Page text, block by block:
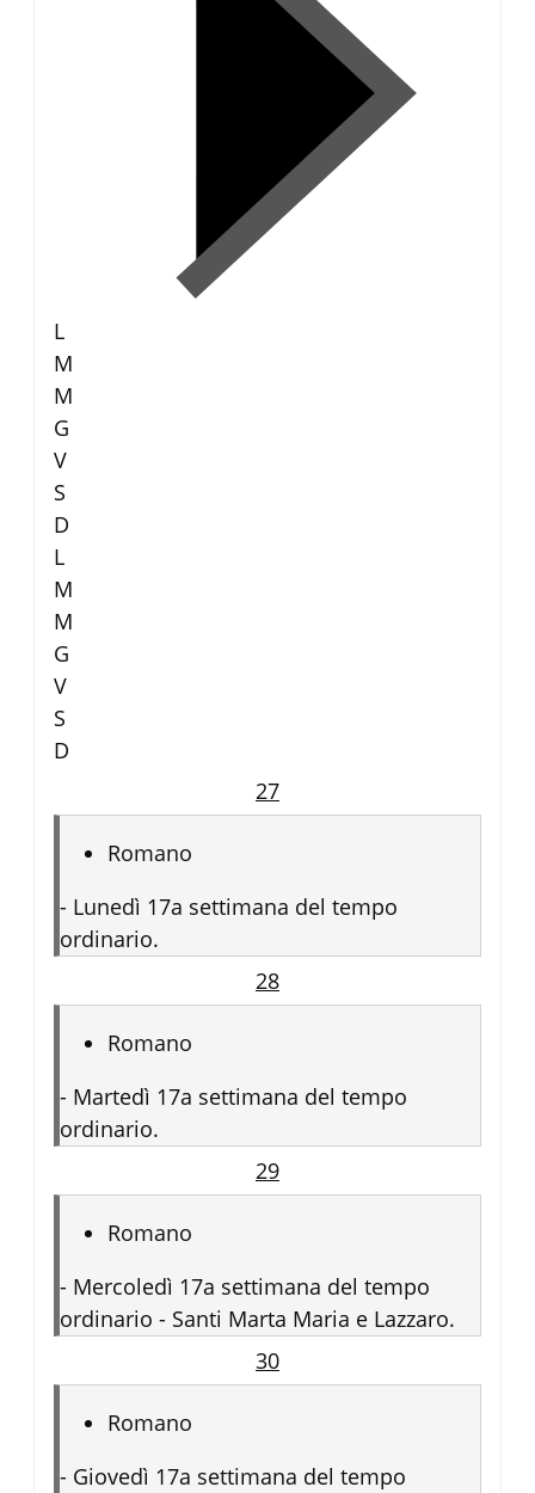
L
M
M
G
V
S
D
L
M
M
G
V
S
D
27
Romano
- Lunedì 17a settimana del tempo
ordinario.
28
Romano
- Martedì 17a settimana del tempo
ordinario.
29
Romano
- Mercoledì 17a settimana del tempo
ordinario - Santi Marta Maria e Lazzaro.
30
Romano
- Giovedì 17a settimana del tempo